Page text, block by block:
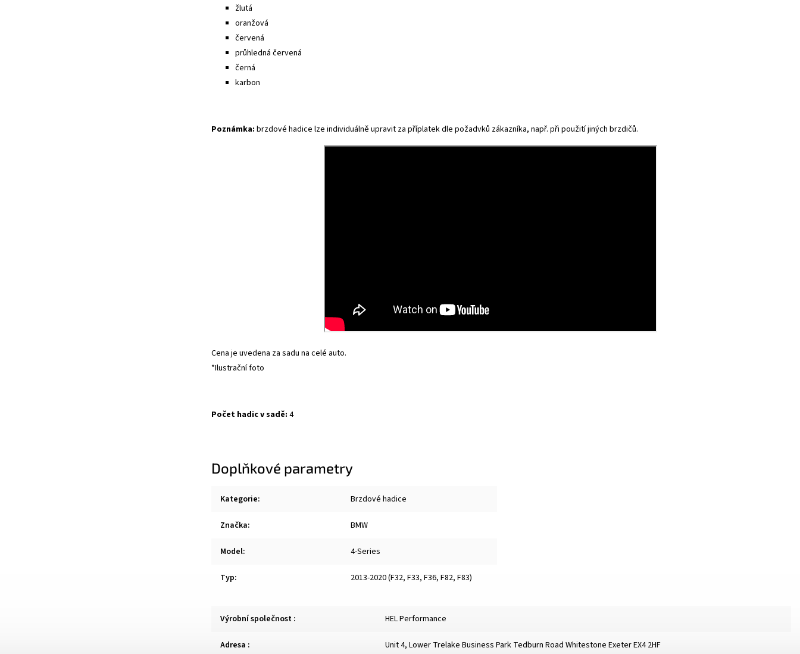
žlutá
oranžová
červená
průhledná červená
černá
karbon
Poznámka: brzdové hadice lze individuálně upravit za příplatek dle požadvků zákazníka, např. při použití jiných brzdičů.
Cena je uvedena za sadu na celé auto.
*Ilustrační foto
Počet hadic v sadě: 4
Doplňkové parametry
Kategorie: Brzdové hadice
Značka: BMW
Model: 4-Series
Typ: 2013-2020 (F32, F33, F36, F82, F83)
Výrobní společnost : HEL Performance
Adresa : Unit 4, Lower Trelake Business Park Tedburn Road Whitestone Exeter EX4 2HF